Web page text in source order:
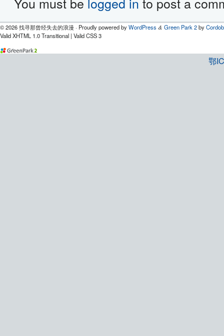
© 2026 找寻那曾经失去的浪漫 · Proudly powered byWordPress & Green Park 2by
Valid XHTML 1.0 Transitional | Valid CSS 3
鄂